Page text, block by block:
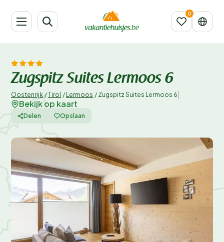
Zugspitz Suites Lermoos 6
Oostenrijk /Tirol / Lermoos / Zugspitz Suites Lermoos 6
Bekijk op kaart
Delen Opslaan